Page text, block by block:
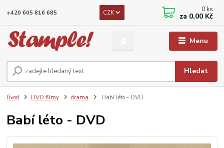
Menu
CZK
Hledat
+420 605 816 685 0 ks
za 0,00 Kč
Úvod DVD filmy drama Babí léto - DVD
Babí léto - DVD